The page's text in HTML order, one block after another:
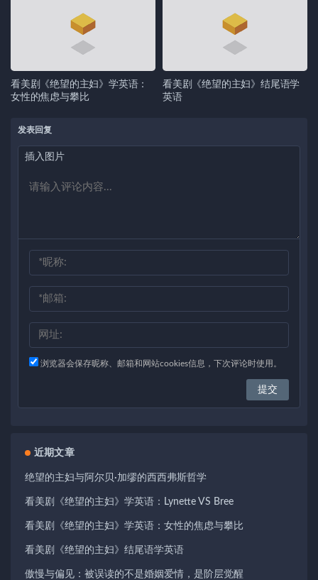
看美剧《绝望的主妇》学英语：
女性的焦虑与攀比
看美剧《绝望的主妇》结尾语学
英语
发表回复
插入图片
浏览器会保存昵称、邮箱和网站cookies信息，下次评论时使用。
近期文章
绝望的主妇与阿尔贝·加缪的西西弗斯哲学
看美剧《绝望的主妇》学英语：Lynette VS Bree
看美剧《绝望的主妇》学英语：女性的焦虑与攀比
看美剧《绝望的主妇》结尾语学英语
傲慢与偏见：被误读的不是婚姻爱情，是阶层觉醒